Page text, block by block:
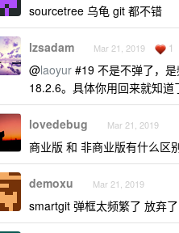
sourcetree 乌龟 git 都不错
lzsadam Mar 21, 2019 1
@laoyur #19 不是不弹了，
18.2.6。具体你用回来就知道
lovedebug Mar 21, 2019
商业版 和 非商业版有什么区
demoxu Mar 21, 2019
smartgit 弹框太频繁了 放弃了